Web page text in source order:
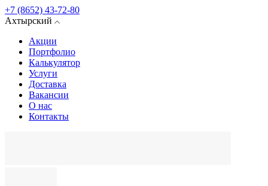
+7 (8652) 43-72-80
Ахтырский
Акции
Портфолио
Калькулятор
Услуги
Доставка
Вакансии
О нас
Контакты